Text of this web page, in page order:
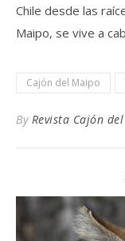
Chile desde las
Maipo, se vive a
Cajón del Maipo
By Revista Cajón